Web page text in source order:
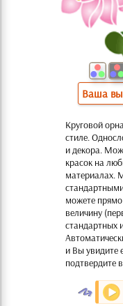
Ваша
Круговой
стиле.
и декора.
красок на
материалах.
можете
величину
стандартных
и Вы увидите
подтвердите
O